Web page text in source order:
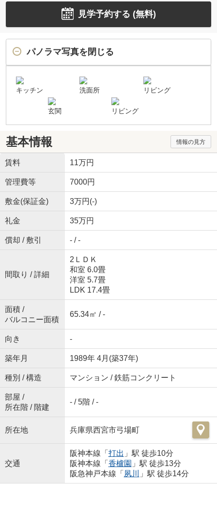
見学予約する (無料)
パノラマ写真を閉じる
キッチン 洗面所 リビング
玄関 リビング
基本情報 情報の見方
賃料 11万円
管理費等 7000円
敷金(保証金) 3万円(-)
礼金 35万円
償却 / 敷引 - / -
間取り / 詳細
2ＬＤＫ
和室 6.0畳
洋室 5.7畳
LDK 17.4畳
面積 /
バルコニー面積
65.34㎡ / -
向き -
築年月 1989年 4月(築37年)
種別 / 構造 マンション / 鉄筋コンクリート
部屋 /
所在階 / 階建
- / 5階 / -
所在地 兵庫県西宮市弓場町
交通
阪神本線「 打出 」駅 徒歩10分
阪神本線「 香櫨園 」駅 徒歩13分
阪急神戸本線「 夙川 」駅 徒歩14分